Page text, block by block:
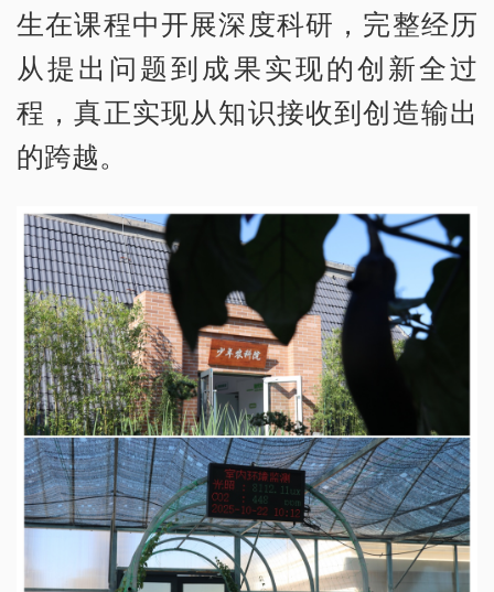
生在课程中开展深度科研，完整经历
从提出问题到成果实现的创新全过
程，真正实现从知识接收到创造输出
的跨越。